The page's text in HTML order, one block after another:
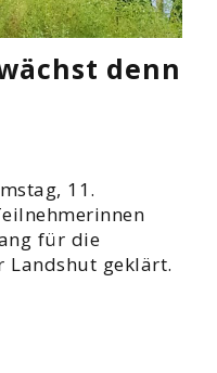
denn
11.
für die
Landshut geklärt.